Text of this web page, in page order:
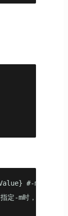
#-m 指定
m时，master节